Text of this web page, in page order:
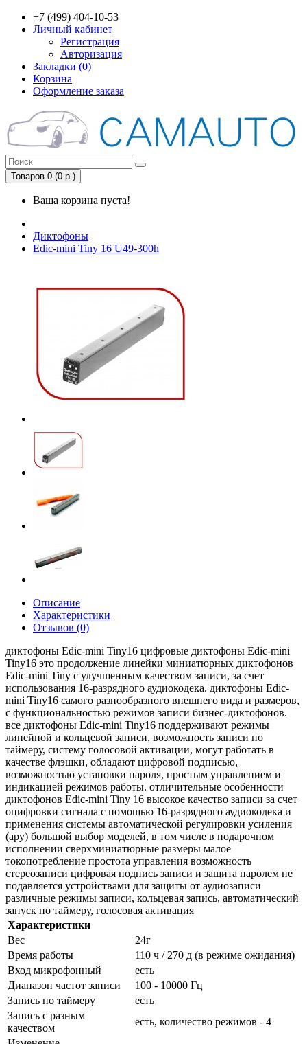
+7 (499) 404-10-53
Личный кабинет
Регистрация
Авторизация
Закладки (0)
Корзина
Оформление заказа
Товаров 0 (0 р.)
Ваша корзина пуста!
Диктофоны
Edic-mini Tiny 16 U49-300h
Описание
Характеристики
Отзывов (0)
диктофоны Edic-mini Tiny16 цифровые диктофоны Edic-mini
Tiny16 это продолжение линейки миниатюрных диктофонов
Edic-mini Tiny с улучшенным качеством записи, за счет
использования 16-разрядного аудиокодека. диктофоны Edic-
mini Tiny16 самого разнообразного внешнего вида и размеров,
с функциональностью режимов записи бизнес-диктофонов.
все диктофоны Edic-mini Tiny16 поддерживают режимы
линейной и кольцевой записи, возможность записи по
таймеру, систему голосовой активации, могут работать в
качестве флэшки, обладают цифровой подписью,
возможностью установки пароля, простым управлением и
индикацией режимов работы. отличительные особенности
диктофонов Edic-mini Tiny 16 высокое качество записи за счет
оцифровки сигнала с помощью 16-разрядного аудиокодека и
применения системы автоматической регулировки усиления
(ару) большой выбор моделей, в том числе в подарочном
исполнении сверхминиатюрные размеры малое
токопотребление простота управления возможность
стереозаписи цифровая подпись записи и защита паролем не
подавляется устройствами для защиты от аудиозаписи
различные режимы записи, кольцевая запись, автоматический
запуск по таймеру, голосовая активация
Характеристики
Вес
24г
Время работы
110 ч / 270 д (в режиме ожидания)
Вход микрофонный
есть
Диапазон частот записи
100 - 10000 Гц
Запись по таймеру
есть
Запись с разным
качеством
есть, количество режимов - 4